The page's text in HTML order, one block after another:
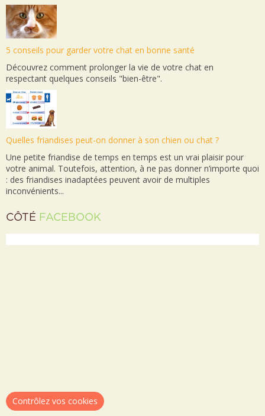
5 conseils pour garder votre chat en bonne santé
Découvrez comment prolonger la vie de votre chat en
respectant quelques conseils "bien-être".
Quelles friandises peut-on donner à son chien ou chat ?
Une petite friandise de temps en temps est un vrai plaisir pour
votre animal. Toutefois, attention, à ne pas donner n’importe quoi
: des friandises inadaptées peuvent avoir de multiples
inconvénients...
CÔTÉ FACEBOOK
Contrôlez vos cookies